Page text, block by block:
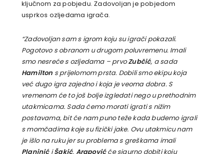
ključnom za pobjedu. Zadovoljan je pobjedom
usprkos ozljedama igrača.
“Zadovoljan sam s igrom koju su igrači pokazali.
Pogotovo s obranom u drugom poluvremenu. Imali
smo nesreće s ozljedama – prvoZubčić, a sada
Hamilton s prijelomom prsta. Dobili smo ekipu koja
već dugo igra zajedno i koja je veoma dobra. S
vremenom će to još bolje izgledati nego u prethodnim
utakmicama. Sada ćemo morati igrati s nižim
postavama, bit će nam puno teže kada budemo igrali
s momčadima koje su fizički jake. Ovu utakmicu nam
je išlo na ruku jer su problema s greškama imali
PlaninićiŠakić. Arapovićće sigurno dobiti koju